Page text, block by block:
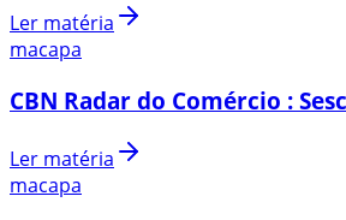
Ler matéria
macapa
CBN Radar do Comércio :
Ler matéria
macapa